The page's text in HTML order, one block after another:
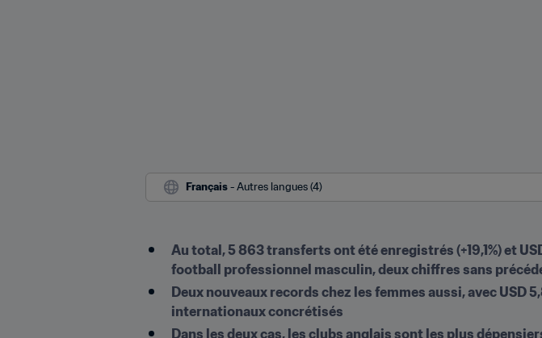
Français - Autres langues (4)
Au total, 5 863 transferts ont été enregistrés (+19,1%) et
football professionnel masculin, deux chiffres sans
Deux nouveaux records chez les femmes aussi, avec USD
internationaux concrétisés
Dans les deux cas, les clubs anglais sont les plus